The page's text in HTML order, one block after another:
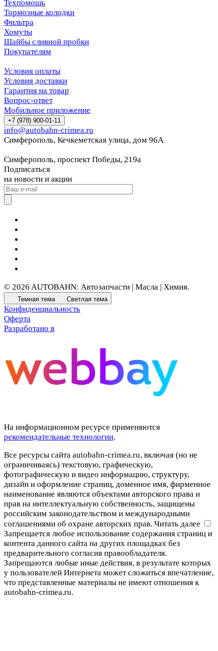
Техпомощь
Тормозные колодки
Фильтра
Хомуты
Шайбы сливной пробки
Покупателям
Условия оплаты
Условия доставки
Гарантия на товар
Вопрос-ответ
Мобильное приложение
+7 (978) 900-01-11
info@autobahn-crimea.ru
Симферополь, Кечкеметская улица, дом 96А
Симферополь, проспект Победы, 219а
Подписаться
на новости и акции
© 2026 AUTOBAHN: Автозапчасти | Масла | Химия.
Темная тема Светлая тема
Конфиденциальность
Оферта
Разработано в
На информационном ресурсе применяются
рекомендательные технологии.
Все ресурсы сайта autobahn-crimea.ru, включая (но не
ограничиваясь) текстовую, графическую,
фотографическую и видео информацию, структуру,
дизайн и оформление страниц, доменное имя, фирменное
наименование являются объектами авторского права и
прав на интеллектуальную собственность, защищены
российским законодательством и международными
соглашениями об охране авторских прав. Читать далее
Запрещается любое использование содержания страниц и
контента данного сайта на других площадках без
предварительного согласия правообладателя.
Запрещаются любые иные действия, в результате которых
у пользователей Интернета может сложиться впечатление,
что представленные материалы не имеют отношения к
autobahn-crimea.ru.